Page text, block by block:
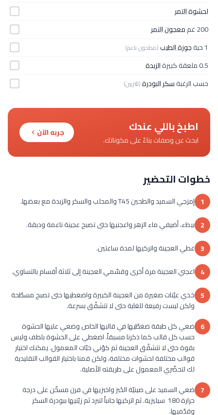
لحشوة التمر
200 غم
معجون التمر
1 حبة
جوزة الطيب(مطحون ناعم)
0.5 ملعقة كبيرة
الزبدة
حسب الرغبةسكر البودرة(للتزيين)
اطبخ باللي عندك
ابحث عن وصفات بناءً على مكوناتك.
جربه الآن
خطوات التحضير
1 إمزجي السميد والطحين T45 والمحلب والسكر والزبدة مع بعضها.
2 ببطء، أضيفي ماء الزهر واعجنيها حتى تصبح عجينة ناعمة ودبقة.
3 غطي العجينة واتركيها لمدة ساعتين.
4 اعجني العجينة مرة أخرى وقسّمي العجينة إلى ثلاثة أقسام بالتساوي.
5 خذي عيّنات صغيرة من العجينة الكبيرة واضغطيها حتى تصبح مسطّحة
ولكن ليست رفيعة للغاية حتى لا تتشقّق بسرعة.
6 ضعي كل طبقة ضغطّيها في قالبها الخاص وضعي عليها الحشوة
حسب كل قالب كما ذكرنا مسبقاً. اضغطي على الحشوة بلطف وليس
بقوة حتى لا تتشقّق العجينة ثم كوّني حبّات المعمول. يمكنك اختيار
قوالب مختلفة لحشوات مختلفة، ولكن قمنا باختيار القوالب التقليدية
لك لتحضّري المعمول على طريقته الأصلية.
7 ضعي السميد على صينيّة الخَبز واخبزيها في فرن مسخّن على درجة
حرارة 180 سيليزية. ثم اتركيها جانباً لتبرد ثم زيّنيها ببودرة السكر
وقدّميها.